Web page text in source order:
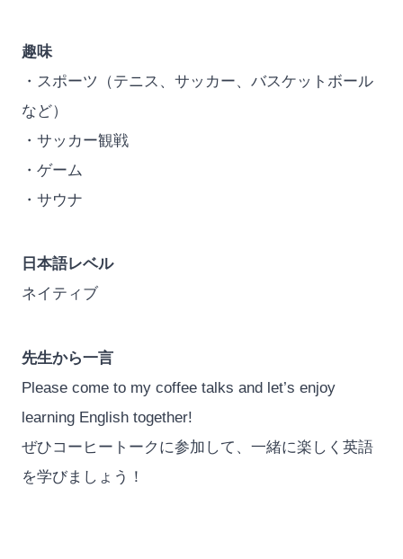
趣味
・スポーツ（テニス、サッカー、バスケットボール
など）
・サッカー観戦
・ゲーム
・サウナ
日本語レベル
ネイティブ
先生から一言
Please come to my coffee talks and let’s enjoy
learning English together!
ぜひコーヒートークに参加して、一緒に楽しく英語
を学びましょう！